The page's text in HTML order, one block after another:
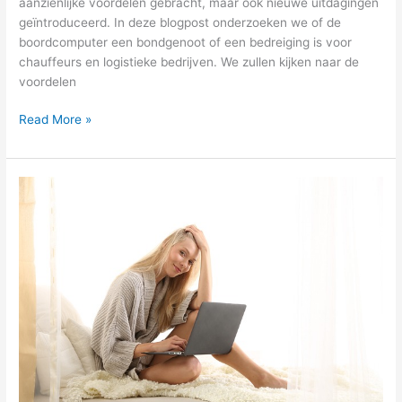
geïntroduceerd. In deze blogpost onderzoeken we of de
boordcomputer een bondgenoot of een bedreiging is voor
chauffeurs en logistieke bedrijven. We zullen kijken naar de
voordelen
Read More »
Hoe
maak
besluit?